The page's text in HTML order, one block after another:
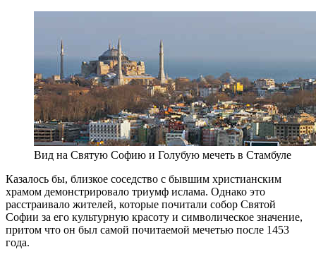
Вид на Святую Софию и Голубую мечеть в Стамбуле
Казалось бы, близкое соседство с бывшим христианским
храмом демонстрировало триумф ислама. Однако это
расстраивало жителей, которые почитали собор Святой
Софии за его культурную красоту и символическое значение,
притом что он был самой почитаемой мечетью после 1453
года.